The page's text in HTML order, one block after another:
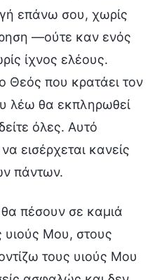
επάνω σου, χωρίς
—ούτε καν ενός
ίχνος ελέους.
Θεός που κρατάει τον
λέω θα εκπληρωθεί
όλες. Αυτό
εισέρχεται κανείς
πάντων.
πέσουν σε καμιά
Μου, στους
τους υιούς Μου